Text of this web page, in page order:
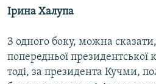
Ірина Халупа
З одного боку, можна
попередньої президентської
тоді, за президента Кучми,